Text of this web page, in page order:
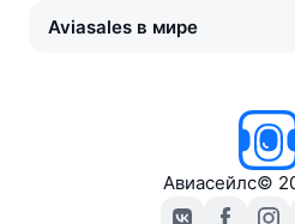
Aviasales в мире
Авиасейлс©